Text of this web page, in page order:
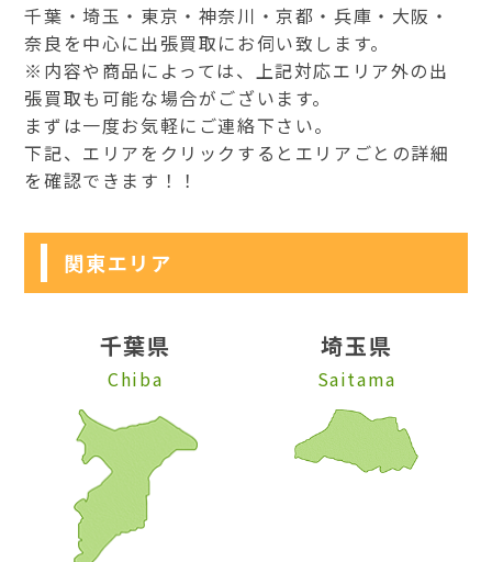
千葉・埼玉・東京・神奈川・京都・兵庫・大阪・
奈良を中心に出張買取にお伺い致します。
※内容や商品によっては、上記対応エリア外の出
張買取も可能な場合がございます。
まずは一度お気軽にご連絡下さい。
下記、エリアをクリックするとエリアごとの詳細
を確認できます！！
関東エリア
千葉県
Chiba
埼玉県
Saitama